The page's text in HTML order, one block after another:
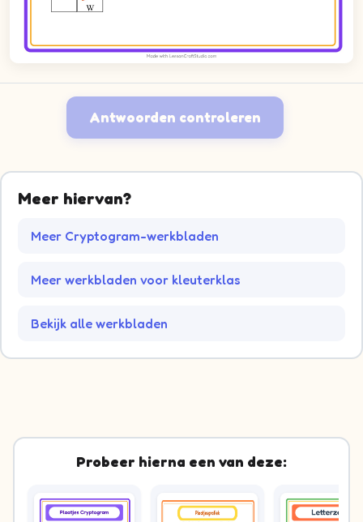
Antwoorden controleren
Meer hiervan?
Meer Cryptogram-werkbladen
Meer werkbladen voor kleuterklas
Bekijk alle werkbladen
Probeer hierna een van deze: